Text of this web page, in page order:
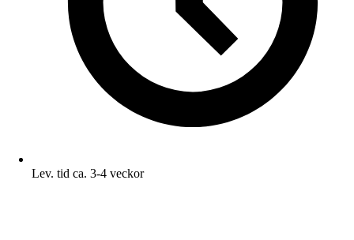
Lev. tid ca. 3-4 veckor